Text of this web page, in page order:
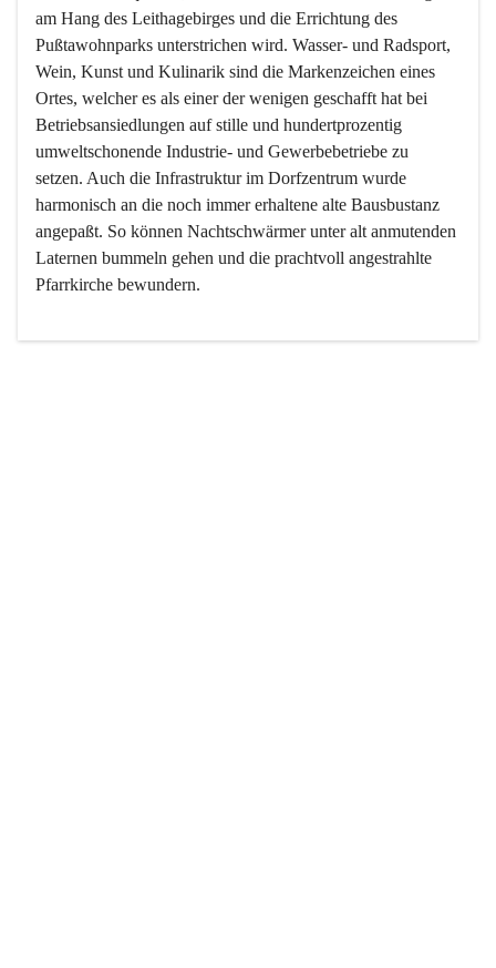
am Hang des Leithagebirges und die Errichtung des
Pußtawohnparks unterstrichen wird. Wasser- und Radsport,
Wein, Kunst und Kulinarik sind die Markenzeichen eines
Ortes, welcher es als einer der wenigen geschafft hat bei
Betriebsansiedlungen auf stille und hundertprozentig
umweltschonende Industrie- und Gewerbebetriebe zu
setzen. Auch die Infrastruktur im Dorfzentrum wurde
harmonisch an die noch immer erhaltene alte Bausbustanz
angepaßt. So können Nachtschwärmer unter alt anmutenden
Laternen bummeln gehen und die prachtvoll angestrahlte
Pfarrkirche bewundern.
Der Weinbau dominert heute nicht mehr, ist aber integrativer